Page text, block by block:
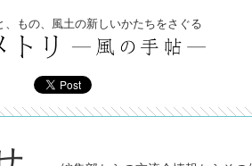
、もの、風土の新しいかたちをさぐる